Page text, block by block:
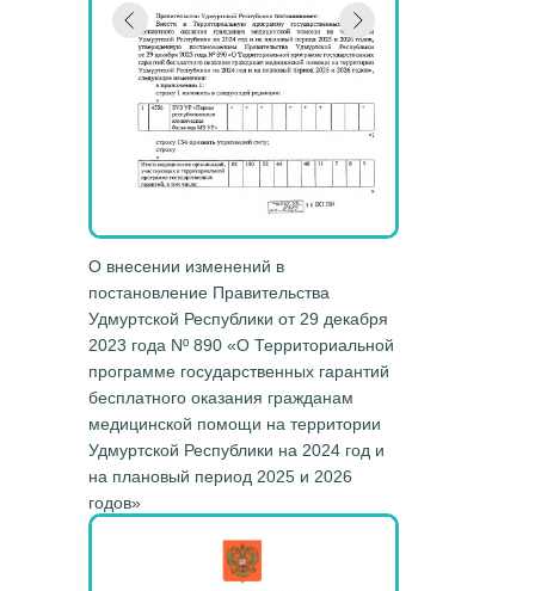
О внесении изменений в
постановление Правительства
Удмуртской Республики от 29 декабря
2023 года Nº 890 «О Территориальной
программе государственных гарантий
бесплатного оказания гражданам
медицинской помощи на территории
Удмуртской Республики на 2024 год и
на плановый период 2025 и 2026
годов»